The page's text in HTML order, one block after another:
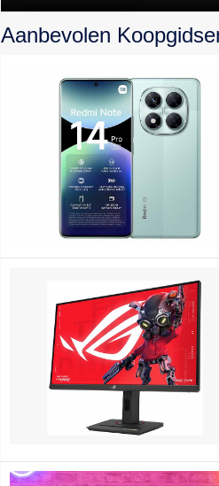
topprestaties en
design
Aanbevolen